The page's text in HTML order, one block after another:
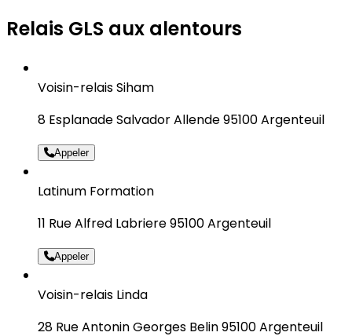
Relais GLS aux alentours
Voisin-relais Siham
8 Esplanade Salvador Allende 95100 Argenteuil
Appeler
Latinum Formation
11 Rue Alfred Labriere 95100 Argenteuil
Appeler
Voisin-relais Linda
28 Rue Antonin Georges Belin 95100 Argenteuil